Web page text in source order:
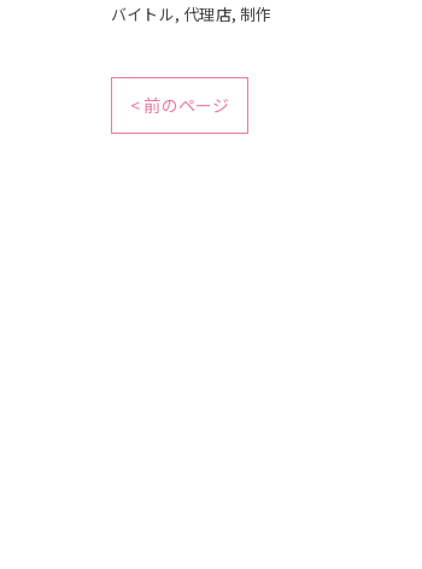
バイトル 代理店 制作
< 前のページ